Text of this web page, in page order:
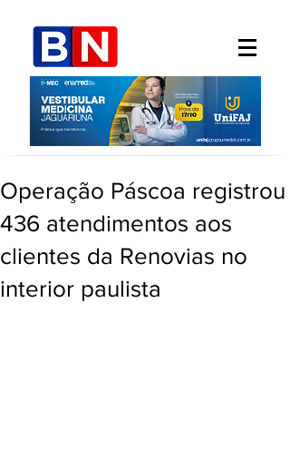
Operação Páscoa registrou
436 atendimentos aos
clientes da Renovias no
interior paulista